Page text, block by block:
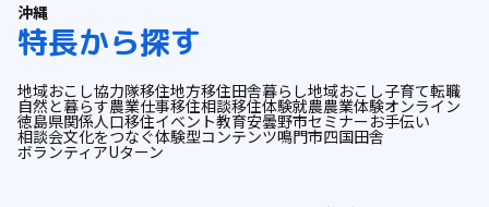
沖縄
特長から探す
地域おこし協力隊移住地方移住田舎暮らし地域おこし子育て転職
自然と暮らす農業仕事移住相談移住体験就農農業体験オンライン
徳島県関係人口移住イベント教育安曇野市セミナーお手伝い
相談会文化をつなぐ体験型コンテンツ鳴門市四国田舎
ボランティアUターン